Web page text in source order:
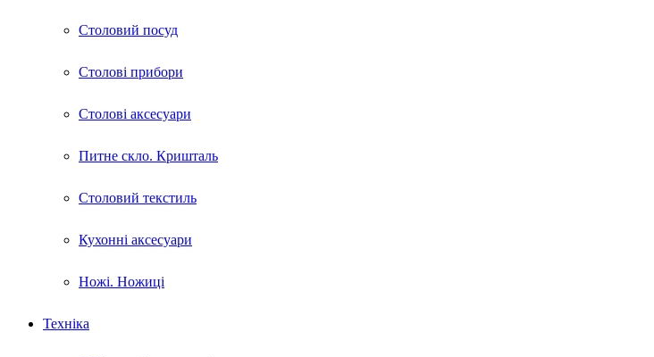
Столовий посуд
Столові прибори
Столові аксесуари
Питне скло. Кришталь
Столовий текстиль
Кухонні аксесуари
Ножі. Ножиці
Техніка